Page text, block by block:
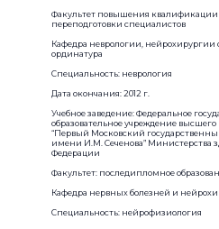
Факультет повышения
переподготовки специалистов
Кафедра неврологии,
ординатура
Специальность: неврология
Дата окончания: 2012 г.
Учебное заведение: Федеральное
образовательное учреждение
“Первый Московский
имени И.М. Сеченова” Министерства
Федерации
Факультет: последипломное
Кафедра нервных болезней и
Специальность: нейрофизиология